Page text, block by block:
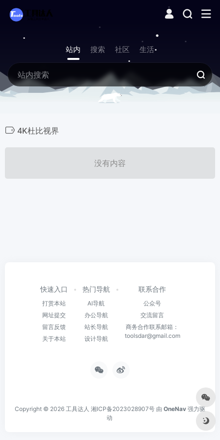
站内 搜索 社区 生活
4K杜比视界
没有内容
快速入口
打赏本站
网址提交
留言反馈
关于本站
热门导航
AI导航
办公导航
站长导航
设计导航
联系合作
公众号
交流留言
商务合作联系邮箱：
toolsdar@gmail.com
Copyright © 2026 工具达人 湘ICP备2023028907号 由 OneNav 强力驱
动